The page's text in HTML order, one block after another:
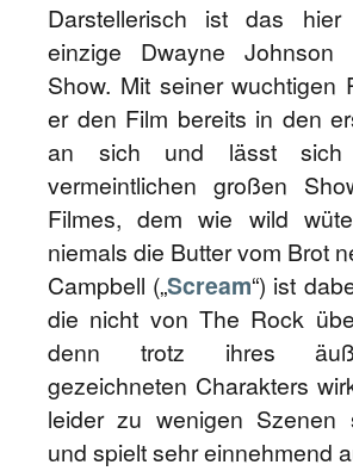
Darstellerisch ist das
einzige Dwayne Johnson
Show. Mit seiner wuchtigen
er den Film bereits in den
an sich und lässt sich
vermeintlichen großen
Filmes, dem wie wild
niemals die Butter vom Brot
Campbell („Scream“) ist
die nicht von The Rock
denn trotz ihres
gezeichneten Charakters
leider zu wenigen Szenen
und spielt sehr einnehmend